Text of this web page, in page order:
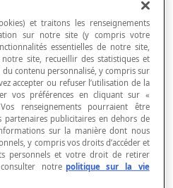
sa base à son sommet.
souvent la mesure de cette
qui la représente.
base rectangulaire, la
qui mesure la troisième
Les dimensions de la base
et traitons les renseignements
sur notre site (y compris votre
essentielles de notre site,
site, recueillir des statistiques et
contenu personnalisé, y compris sur
accepter ou refuser l’utilisation de la
vos préférences en cliquant sur «
renseignements pourraient être
partenaires publicitaires en dehors de
sur la manière dont nous
y compris vos droits d’accéder et
personnels et votre droit de retirer
notre politique sur la vie